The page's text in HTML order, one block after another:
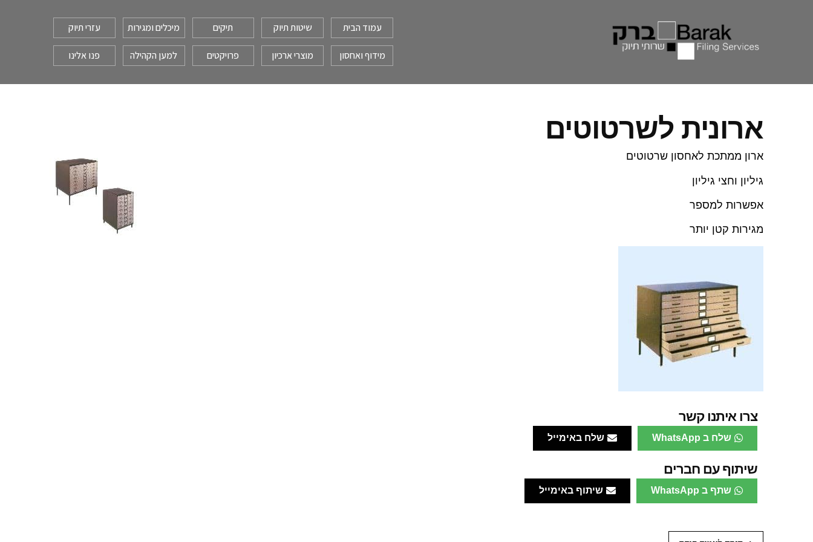
עמוד הבית שיטות תיוק תיקים מיכלים ומגירות עזרי תיוק
מידוף ואחסון מוצרי ארכיון פרויקטים למען הקהילה פנו אלינו
ארונית לשרטוטים
ארון ממתכת לאחסון שרטוטים
גיליון וחצי גיליון
אפשרות למספר
מגירות קטן יותר
צרו איתנו קשר
שלח ב WhatsApp שלח באימייל
שיתוף עם חברים
שתף ב WhatsApp שיתוף באימייל